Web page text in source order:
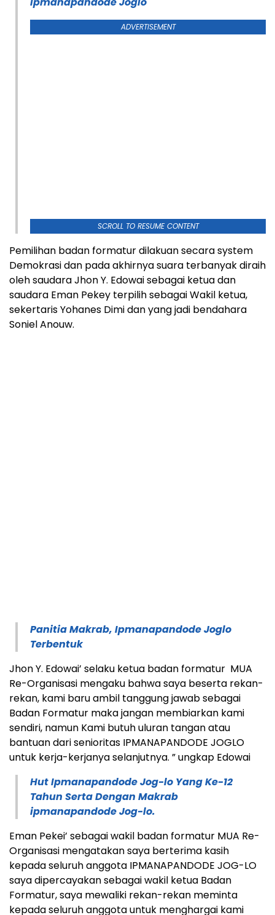
ADVERTISEMENT
SCROLL TO RESUME CONTENT
Pemilihan badan formatur dilakuan secara system
Demokrasi dan pada akhirnya suara terbanyak diraih
oleh saudara Jhon Y. Edowai sebagai ketua dan
saudara Eman Pekey terpilih sebagai Wakil ketua,
sekertaris Yohanes Dimi dan yang jadi bendahara
Soniel Anouw.
Panitia Makrab, Ipmanapandode Joglo
Terbentuk
Jhon Y. Edowai’ selaku ketua badan formatur MUA
Re-Organisasi mengaku bahwa saya beserta rekan-
rekan, kami baru ambil tanggung jawab sebagai
Badan Formatur maka jangan membiarkan kami
sendiri, namun Kami butuh uluran tangan atau
bantuan dari senioritas IPMANAPANDODE JOGLO
untuk kerja-kerjanya selanjutnya. ” ungkap Edowai
Hut Ipmanapandode Jog-lo Yang Ke-12
Tahun Serta Dengan Makrab
ipmanapandode Jog-lo.
Eman Pekei’ sebagai wakil badan formatur MUA Re-
Organisasi mengatakan saya berterima kasih
kepada seluruh anggota IPMANAPANDODE JOG-LO
saya dipercayakan sebagai wakil ketua Badan
Formatur, saya mewaliki rekan-rekan meminta
kepada seluruh anggota untuk menghargai kami